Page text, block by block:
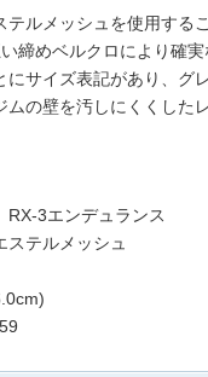
テルメッシュを使用する
締めベルクロにより確
にサイズ表記があり、グ
ムの壁を汚しにくくした
RX-3エンデュランス
ステルメッシュ